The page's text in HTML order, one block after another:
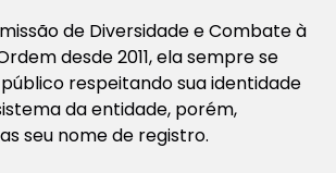
de Diversidade e Combate à
desde 2011, ela sempre se
respeitando sua identidade
da entidade, porém,
seu nome de registro.